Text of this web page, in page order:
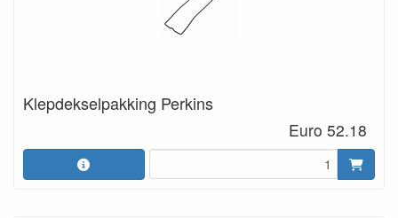
Klepdekselpakking Perkins
Euro 52.18